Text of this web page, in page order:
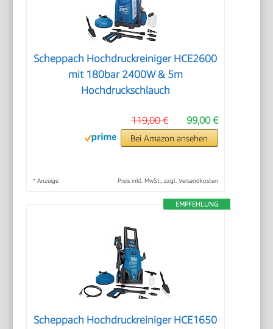
Scheppach Hochdruckreiniger HCE2600
mit 180bar 2400W & 5m
Hochdruckschlauch
99,00 €
119,00 €
Bei Amazon ansehen
* Anzeige Preis inkl. MwSt., zzgl. Versandkosten
EMPFEHLUNG
Scheppach Hochdruckreiniger HCE1650